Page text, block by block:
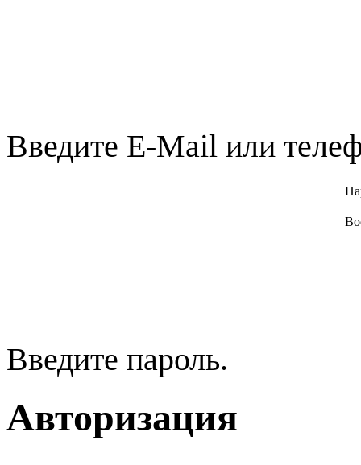
Введите E-Mail или
Введите пароль.
Авторизация